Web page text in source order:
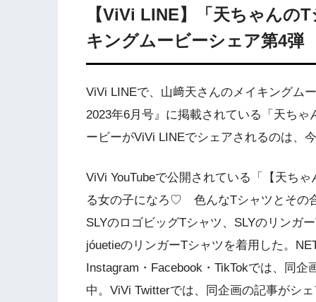
【ViVi LINE】「天ちゃんの
キングムービーシェア第4弾
ViVi LINEで、山﨑天さんのメイキングム
2023年6月号』に掲載されている「天ち
ービーがViVi LINEでシェアされるのは、
ViVi YouTubeで公開されている「【天ち
る女の子になろ♡ 色んなTシャツとその
SLYのロゴビッグTシャツ、SLYのリンガ
jóuetieのリンガーTシャツを着用した。
Instagram・Facebook・TikTokでは、同
中。ViVi Twitterでは、同企画の記事がシ